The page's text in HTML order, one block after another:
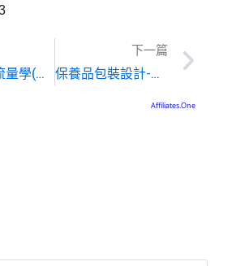
超級顧客流量學(二)~你的顧客會幫你轉介紹嗎?
下一篇
保養品包裝設計-從瓶器到外包裝的學問